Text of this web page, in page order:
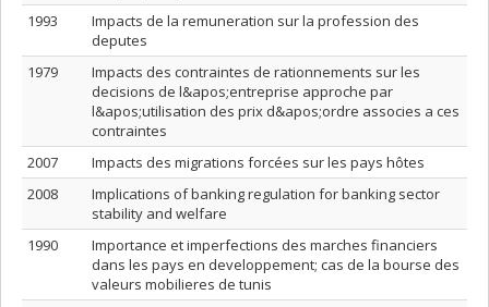
1993
Impacts de la remuneration sur la profession des
deputes
1979
Impacts des contraintes de rationnements sur les
decisions de l&apos;entreprise approche par
l&apos;utilisation des prix d&apos;ordre associes a ces
contraintes
2007
Impacts des migrations forcées sur les pays hôtes
2008
Implications of banking regulation for banking sector
stability and welfare
1990
Importance et imperfections des marches financiers
dans les pays en developpement; cas de la bourse des
valeurs mobilieres de tunis